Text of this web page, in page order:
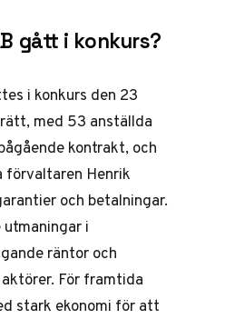
gått i konkurs?
i konkurs den 23
med 53 anställda
kontrakt, och
förvaltaren Henrik
och betalningar.
i
räntor och
För framtida
stark ekonomi för att